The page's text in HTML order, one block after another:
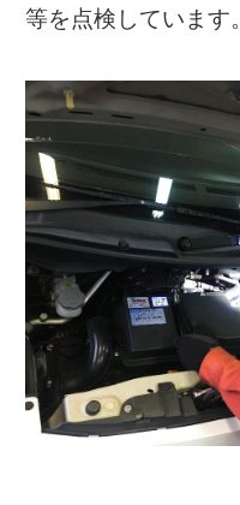
等を点検しています。